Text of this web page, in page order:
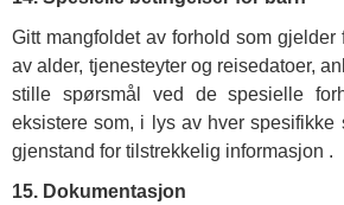
Gitt mangfoldet av forhold som gjelder
av alder, tjenesteyter og reisedatoer,
stille spørsmål ved de spesielle
eksistere som, i lys av hver
gjenstand for tilstrekkelig informasjon .
15. Dokumentasjon